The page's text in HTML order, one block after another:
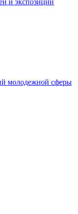
и экспозиции
молодежной сферы